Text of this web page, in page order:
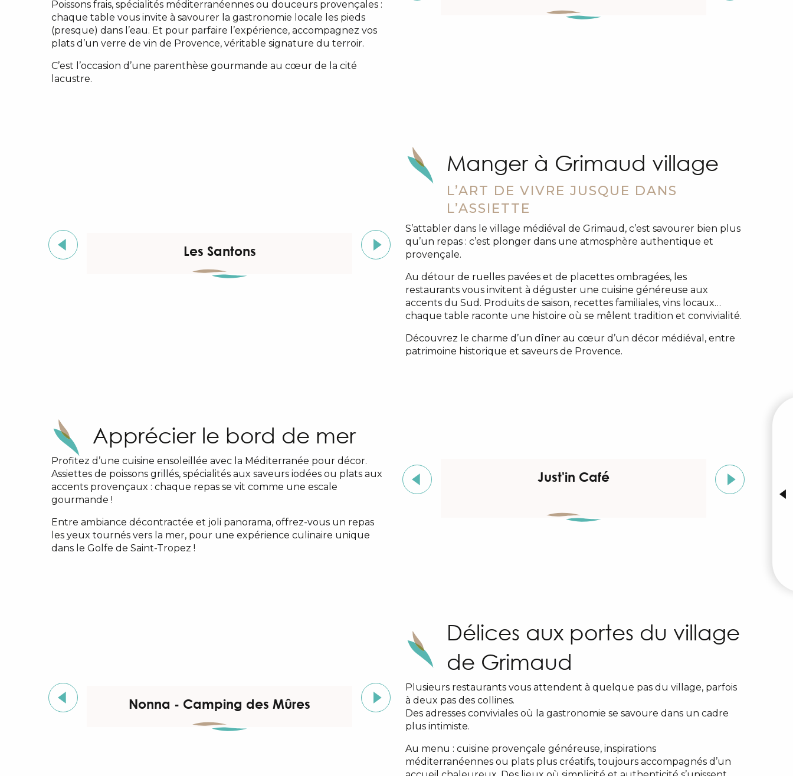
Poissons frais, spécialités méditerranéennes ou douceurs provençales :
chaque table vous invite à savourer la gastronomie locale les pieds
(presque) dans l’eau. Et pour parfaire l’expérience, accompagnez vos
plats d’un verre de vin de Provence, véritable signature du terroir.
C’est l’occasion d’une parenthèse gourmande au cœur de la cité
lacustre.
Les Santons Petit Jacques
Manger à Grimaud village
L’ART DE VIVRE JUSQUE DANS
L’ASSIETTE
S’attabler dans le village médiéval de Grimaud, c’est savourer bien plus
qu’un repas : c’est plonger dans une atmosphère authentique et
provençale.
Au détour de ruelles pavées et de placettes ombragées, les
restaurants vous invitent à déguster une cuisine généreuse aux
accents du Sud. Produits de saison, recettes familiales, vins locaux…
chaque table raconte une histoire où se mêlent tradition et convivialité.
Découvrez le charme d’un dîner au cœur d’un décor médiéval, entre
patrimoine historique et saveurs de Provence.
Apprécier le bord de mer
Profitez d’une cuisine ensoleillée avec la Méditerranée pour décor.
Assiettes de poissons grillés, spécialités aux saveurs iodées ou plats aux
accents provençaux : chaque repas se vit comme une escale
gourmande !
Entre ambiance décontractée et joli panorama, offrez-vous un repas
les yeux tournés vers la mer, pour une expérience culinaire unique
dans le Golfe de Saint-Tropez !
Just'in Café
Nonna - Camping des Mûres La Bastide Blanche
Délices aux portes du village
de Grimaud
Plusieurs restaurants vous attendent à quelque pas du village, parfois
à deux pas des collines.
Des adresses conviviales où la gastronomie se savoure dans un cadre
plus intimiste.
Au menu : cuisine provençale généreuse, inspirations
méditerranéennes ou plats plus créatifs, toujours accompagnés d’un